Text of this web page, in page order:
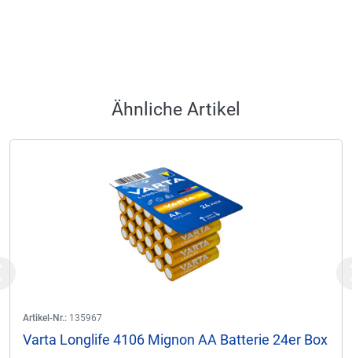
Ähnliche Artikel
Artikel-Nr.: 135967
Varta Longlife 4106 Mignon AA Batterie 24er Box